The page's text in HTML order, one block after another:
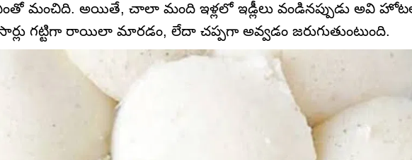
ఎంతో మంచిది. అయితే, చాలా మంది ఇళ్లలో ఇడ్లీలు వండినప్పుడు అవి
గట్టిగా రాయిలా మారడం, లేదా చప్పగా అవ్వడం జరుగుతుంటుంది.